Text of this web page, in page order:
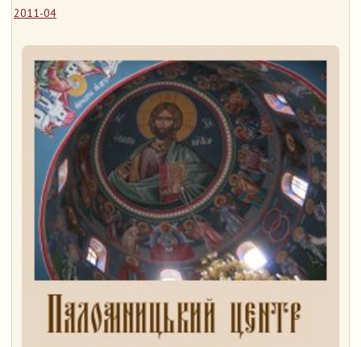
2011-04